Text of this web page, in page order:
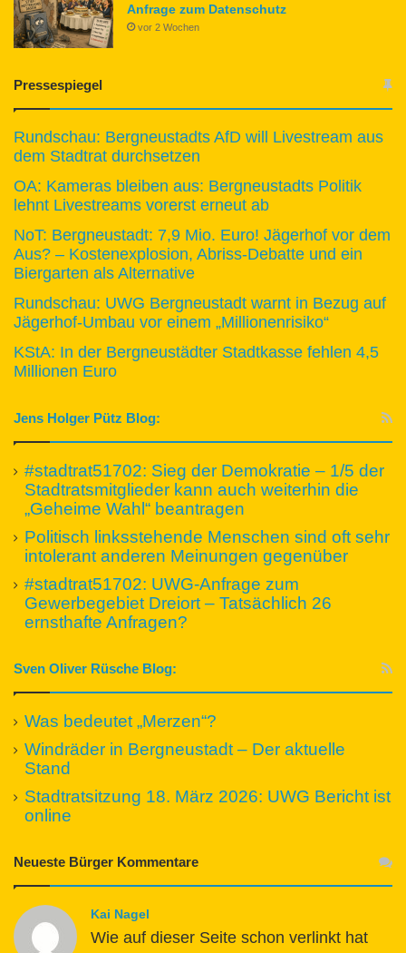
Anfrage zum Datenschutz
vor 2 Wochen
Pressespiegel
Rundschau: Bergneustadts AfD will Livestream aus
dem Stadtrat durchsetzen
OA: Kameras bleiben aus: Bergneustadts Politik
lehnt Livestreams vorerst erneut ab
NoT: Bergneustadt: 7,9 Mio. Euro! Jägerhof vor dem
Aus? – Kostenexplosion, Abriss-Debatte und ein
Biergarten als Alternative
Rundschau: UWG Bergneustadt warnt in Bezug auf
Jägerhof-Umbau vor einem „Millionenrisiko“
KStA: In der Bergneustädter Stadtkasse fehlen 4,5
Millionen Euro
Jens Holger Pütz Blog:
#stadtrat51702: Sieg der Demokratie – 1/5 der
Stadtratsmitglieder kann auch weiterhin die
„Geheime Wahl“ beantragen
Politisch linksstehende Menschen sind oft sehr
intolerant anderen Meinungen gegenüber
#stadtrat51702: UWG-Anfrage zum
Gewerbegebiet Dreiort – Tatsächlich 26
ernsthafte Anfragen?
Sven Oliver Rüsche Blog:
Was bedeutet „Merzen“?
Windräder in Bergneustadt – Der aktuelle
Stand
Stadtratsitzung 18. März 2026: UWG Bericht ist
online
Neueste Bürger Kommentare
Kai Nagel
Wie auf dieser Seite schon verlinkt hat